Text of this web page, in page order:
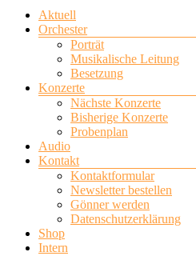
Menü
Aktuell
Orchester
Porträt
Musikalische Leitung
Besetzung
Konzerte
Nächste Konzerte
Bisherige Konzerte
Probenplan
Audio
Kontakt
Kontaktformular
Newsletter bestellen
Gönner werden
Datenschutzerklärung
Shop
Intern